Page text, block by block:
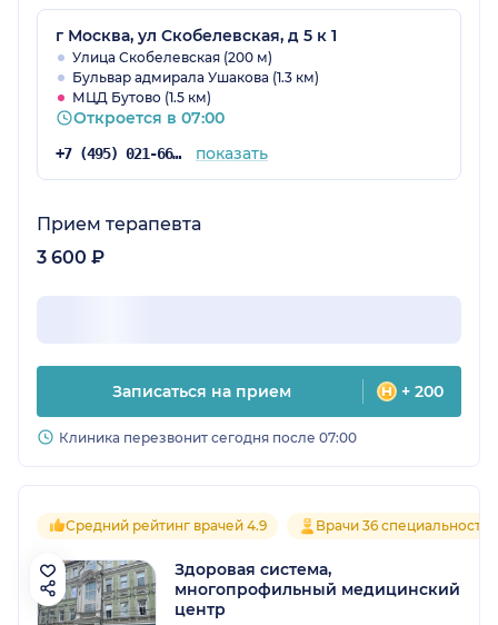
г Москва, ул Скобелевская, д 5 к 1
Улица Скобелевская (200 м)
Бульвар адмирала Ушакова (1.3 км)
МЦД Бутово (1.5 км)
Откроется в 07:00
+7 (495) 021-66-83 показать
Прием терапевта
3 600 ₽
Записаться на прием + 200
Клиника перезвонит сегодня после 07:00
Средний рейтинг врачей 4.9 Врачи 36 специальностей
Здоровая система,
многопрофильный медицинский
центр